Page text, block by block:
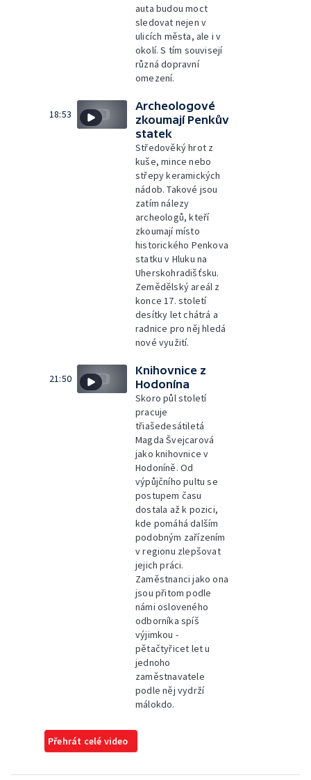
auta budou moct
sledovat nejen v
ulicích města, ale i v
okolí. S tím souvisejí
různá dopravní
omezení.
18:53
Archeologové
zkoumají Penkův
statek
Středověký hrot z
kuše, mince nebo
střepy keramických
nádob. Takové jsou
zatím nálezy
archeologů, kteří
zkoumají místo
historického Penkova
statku v Hluku na
Uherskohradišťsku.
Zemědělský areál z
konce 17. století
desítky let chátrá a
radnice pro něj hledá
nové využití.
21:50
Knihovnice z
Hodonína
Skoro půl století
pracuje
třiašedesátiletá
Magda Švejcarová
jako knihovnice v
Hodoníně. Od
výpůjčního pultu se
postupem času
dostala až k pozici,
kde pomáhá dalším
podobným zařízením
v regionu zlepšovat
jejich práci.
Zaměstnanci jako ona
jsou přitom podle
námi osloveného
odborníka spíš
výjimkou -
pětačtyřicet let u
jednoho
zaměstnavatele
podle něj vydrží
málokdo.
Přehrát celé video